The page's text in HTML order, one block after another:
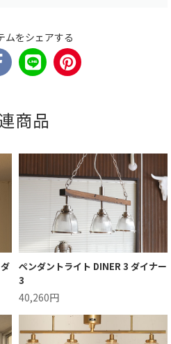
ムをシェアする
商品
ペンダントライト DINER 3 ダイナー
3
40,260円